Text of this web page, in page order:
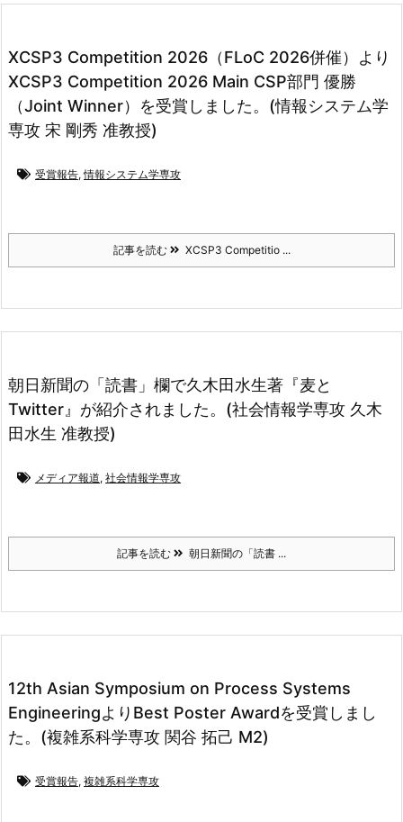
XCSP3 Competition 2026（FLoC 2026併催）より
XCSP3 Competition 2026 Main CSP部門 優勝
（Joint Winner）を受賞しました。(情報システム学
専攻 宋 剛秀 准教授)
受賞報告,情報システム学専攻
記事を読む XCSP3 Competitio ...
朝日新聞の「読書」欄で久木田水生著『麦と
Twitter』が紹介されました。(社会情報学専攻 久木
田水生 准教授)
メディア報道, 社会情報学専攻
記事を読む 朝日新聞の「読書 ...
12th Asian Symposium on Process Systems
EngineeringよりBest Poster Awardを受賞しまし
た。(複雑系科学専攻 関谷 拓己 M2)
受賞報告, 複雑系科学専攻